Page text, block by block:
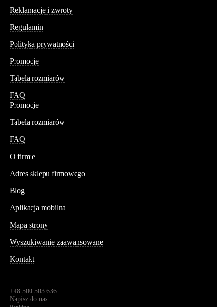
Reklamacje i zwroty
Regulamin
Polityka prywatności
Promocje
Tabela rozmiarów
FAQ
Promocje
Tabela rozmiarów
FAQ
O firmie
Adres sklepu firmowego
Blog
Aplikacja mobilna
Mapa strony
Wyszukiwanie zaawansowane
Kontakt
+48 500 503 636
Napisz do nas